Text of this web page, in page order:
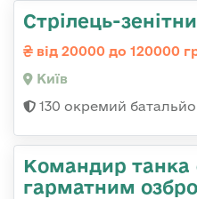
Стрілець-
від 20000 до 120000
Київ
130 окремий
Командиp танка
гарматним